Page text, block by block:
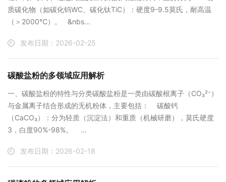
质碳化物‌（如碳化钨WC、碳化钛TiC）：硬度9-9.5莫氏，耐高温
（＞2000℃）。 &nbs...
发布日期：2026-02-25
碳酸盐粉的多领域应用解析
‌一、碳酸盐粉的特性与分类‌碳酸盐粉是一类由碳酸根离子（CO₃²⁻）
与金属离子结合形成的无机粉体，主要包括： ‌碳酸钙
（CaCO₃）‌：分为轻质（沉淀法）和重质（机械研磨），莫氏硬度
3，白度90%-98%。 ...
发布日期：2026-02-18